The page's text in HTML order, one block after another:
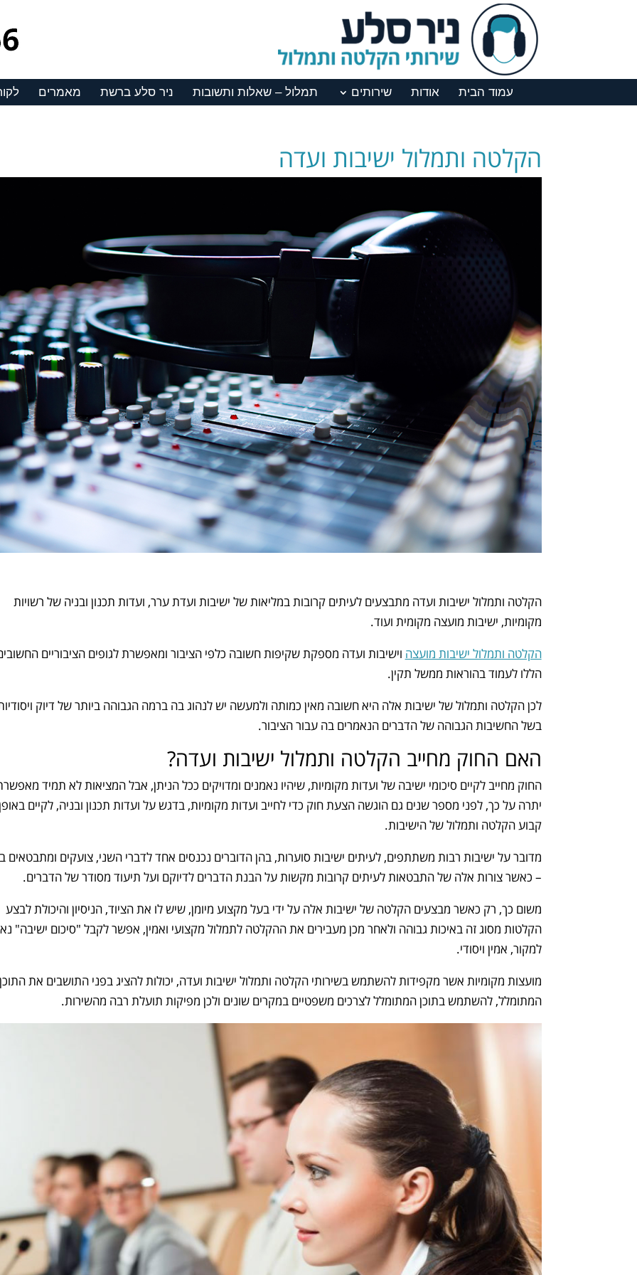
עמוד הבית אודות שירותים תמלול – שאלות ותשובות ניר סלע ברשת מאמרים
הקלטה ותמלול ישיבות ועדה
הקלטה ותמלול ישיבות ועדה מתבצעים לעיתים קרובות במליאות של ישיבות ועדת ערר, ועדות תכנון ובניה של רשויות
מקומיות, ישיבות מועצה מקומית ועוד.
הקלטה ותמלול ישיבות מועצה וישיבות ועדה מספקת שקיפות חשובה כלפי הציבור ומאפשרת לגופים הציבוריים
הללו לעמוד בהוראות ממשל תקין.
לכן הקלטה ותמלול של ישיבות אלה היא חשובה מאין כמותה ולמעשה יש לנהוג בה ברמה הגבוהה ביותר של דיוק
בשל החשיבות הגבוהה של הדברים הנאמרים בה עבור הציבור.
האם החוק מחייב הקלטה ותמלול ישיבות ועדה?
החוק מחייב לקיים סיכומי ישיבה של ועדות מקומיות, שיהיו נאמנים ומדויקים ככל הניתן, אבל המציאות לא תמיד
יתרה על כך, לפני מספר שנים גם הוגשה הצעת חוק כדי לחייב ועדות מקומיות, בדגש על ועדות תכנון ובניה, לקיים
קבוע הקלטה ותמלול של הישיבות.
מדובר על ישיבות רבות משתתפים, לעיתים ישיבות סוערות, בהן הדוברים נכנסים אחד לדברי השני, צועקים ומתבטאים
– כאשר צורות אלה של התבטאות לעיתים קרובות מקשות על הבנת הדברים לדיוקם ועל תיעוד מסודר של הדברים.
משום כך, רק כאשר מבצעים הקלטה של ישיבות אלה על ידי בעל מקצוע מיומן, שיש לו את הציוד, הניסיון והיכולת לבצע
הקלטות מסוג זה באיכות גבוהה ולאחר מכן מעבירים את ההקלטה לתמלול מקצועי ואמין, אפשר לקבל "סיכום ישיבה"
למקור, אמין ויסודי.
מועצות מקומיות אשר מקפידות להשתמש בשירותי הקלטה ותמלול ישיבות ועדה, יכולות להציג בפני התושבים את התוכן
המתומלל, להשתמש בתוכן המתומלל לצרכים משפטיים במקרים שונים ולכן מפיקות תועלת רבה מהשירות.